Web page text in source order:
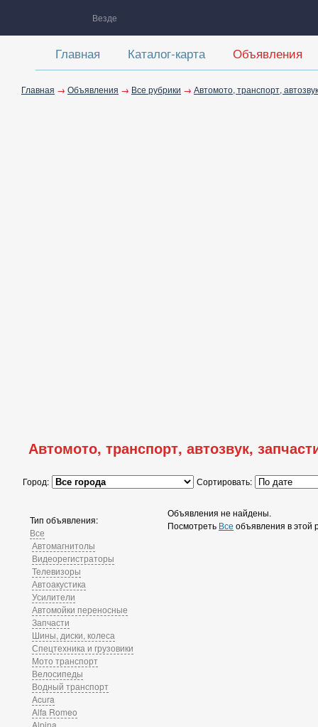
Везде
Главная Каталог-карта Объявления
Главная → Объявления → Все рубрики → Автомото, транспорт,
Автомото, транспорт, автозвук,
Город: Сортировать:
Тип объявления:
Все
Автомагнитолы
Видеорегистраторы
Телевизоры
Автоакустика
Усилители
Автомойки переносные
Запчасти
Шины, диски, колеса
Спецтехника и грузовики
Мото транспорт
Велосипеды
Водный транспорт
Acura
Alfa Romeo
Alpina
Объявления не найдены.
Посмотреть Все объявления в этой